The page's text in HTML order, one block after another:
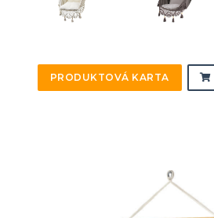
PRODUKTOVÁ KARTA